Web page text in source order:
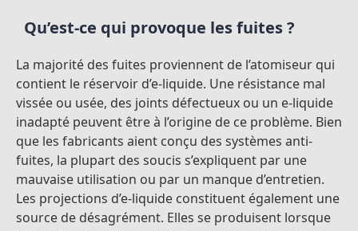
Qu’est-ce qui provoque les fuites ?
La majorité des fuites proviennent de l’atomiseur qui
contient le réservoir d’e-liquide. Une résistance mal
vissée ou usée, des joints défectueux ou un e-liquide
inadapté peuvent être à l’origine de ce problème. Bien
que les fabricants aient conçu des systèmes anti-
fuites, la plupart des soucis s’expliquent par une
mauvaise utilisation ou par un manque d’entretien.
Les projections d’e-liquide constituent également une
source de désagrément. Elles se produisent lorsque